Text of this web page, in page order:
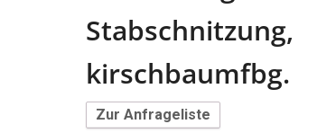
Stabschnitzung,
kirschbaumfbg.
Zur Anfrageliste